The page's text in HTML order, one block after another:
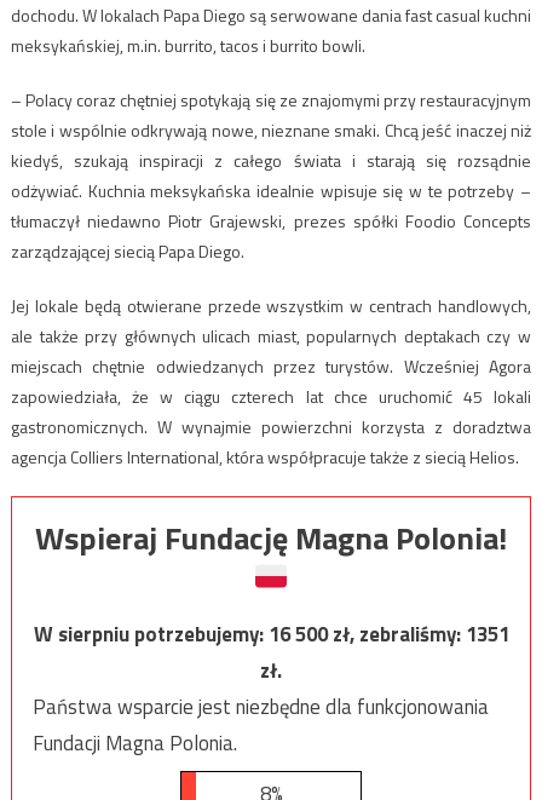
dochodu. W lokalach Papa Diego są serwowane dania fast casual kuchni
meksykańskiej, m.in. burrito, tacos i burrito bowli.
– Polacy coraz chętniej spotykają się ze znajomymi przy restauracyjnym
stole i wspólnie odkrywają nowe, nieznane smaki. Chcą jeść inaczej niż
kiedyś, szukają inspiracji z całego świata i starają się rozsądnie
odżywiać. Kuchnia meksykańska idealnie wpisuje się w te potrzeby –
tłumaczył niedawno Piotr Grajewski, prezes spółki Foodio Concepts
zarządzającej siecią Papa Diego.
Jej lokale będą otwierane przede wszystkim w centrach handlowych,
ale także przy głównych ulicach miast, popularnych deptakach czy w
miejscach chętnie odwiedzanych przez turystów. Wcześniej Agora
zapowiedziała, że w ciągu czterech lat chce uruchomić 45 lokali
gastronomicznych. W wynajmie powierzchni korzysta z doradztwa
agencja Colliers International, która współpracuje także z siecią Helios.
Wspieraj Fundację Magna Polonia!
W sierpniu potrzebujemy:16 500zł, zebraliśmy:1351
zł.
Państwa wsparcie jest niezbędne dla funkcjonowania
Fundacji Magna Polonia.